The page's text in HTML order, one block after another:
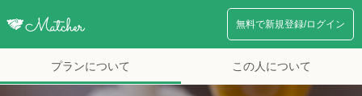
無料で新規登録/ログイン
プランについて この人について